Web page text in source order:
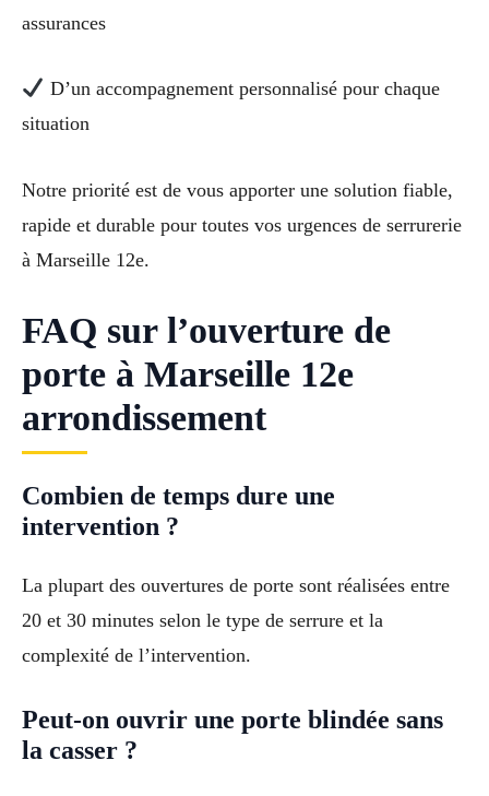
assurances
D’un accompagnement personnalisé pour chaque
situation
Notre priorité est de vous apporter une solution fiable,
rapide et durable pour toutes vos urgences de serrurerie
à Marseille 12e.
FAQ sur l’ouverture de
porte à Marseille 12e
arrondissement
Combien de temps dure une
intervention ?
La plupart des ouvertures de porte sont réalisées entre
20 et 30 minutes selon le type de serrure et la
complexité de l’intervention.
Peut-on ouvrir une porte blindée sans
la casser ?